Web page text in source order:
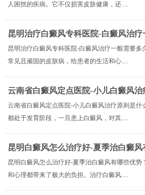
人困扰的疾病。它不仅损害皮肤健康，还.....
昆明治疗白癜风专科医院-白癜风治疗
昆明治疗白癜风专科医院-白癜风治疗一般需要多
常见且顽固的皮肤病，给患者的生活和心.....
云南省白癜风定点医院-小儿白癜风治
云南省白癜风定点医院-小儿白癜风治疗原则是什
都处于发育阶段，一旦患上白癜风，对其.....
昆明白癜风怎么治疗好-夏季治白癜
昆明白癜风怎么治疗好-夏季治白癜风有哪些优势
和心理都带来了极大的负担。治疗白癜风.....